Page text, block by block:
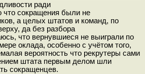
ради
что сокращения были не
а целых штатов и команд, по
да без разбора
что вернувшиеся не выиграли по
оклада, особенно с учётом того,
вероятность что рекрутеры сами
штата первым делом шли
сокращенцев.